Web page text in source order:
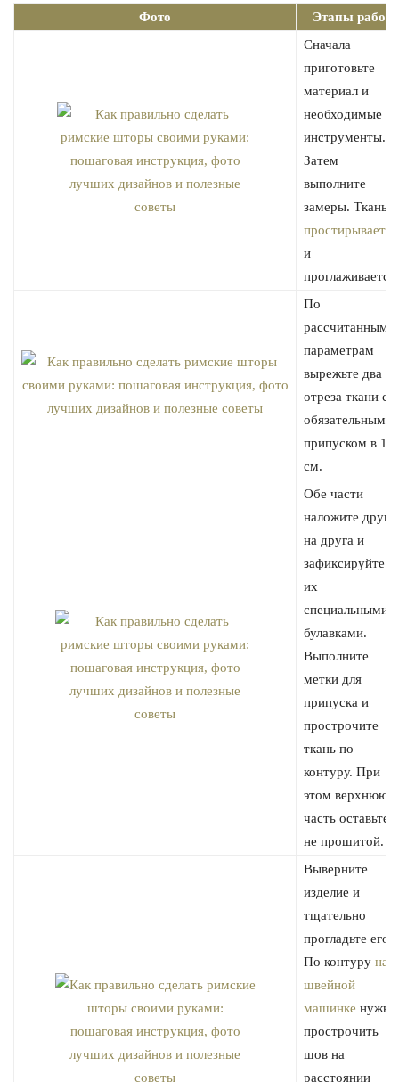
Фото
Этапы работ
Сначала
приготовьте
материал и
необходимые
инструменты.
Затем
выполните
замеры. Ткань
простирывается
и
проглаживается.
По
рассчитанным
параметрам
вырежьте два
отреза ткани с
обязательным
припуском в 1
см.
Обе части
наложите друг
на друга и
зафиксируйте
их
специальными
булавками.
Выполните
метки для
припуска и
прострочите
ткань по
контуру. При
этом верхнюю
часть оставьте
не прошитой.
Выверните
изделие и
тщательно
прогладьте его.
По контуру на
швейной
машинке нужно
прострочить
шов на
расстоянии